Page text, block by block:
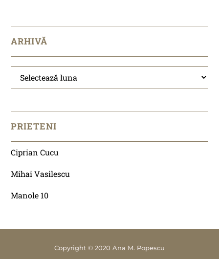
ARHIVĂ
Arhivă
PRIETENI
Ciprian Cucu
Mihai Vasilescu
Manole 10
Copyright © 2020 Ana M. Popescu